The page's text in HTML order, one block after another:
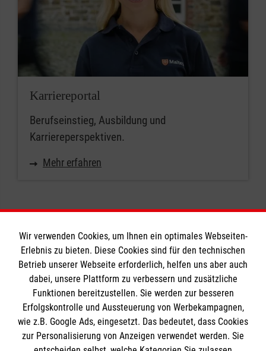
Karriereportal
Berufseinstieg, Ausbildung und
Karriereperspektiven.
Mehr erfahren
Informationen
Impressum
Datenschutz
Barrierefreiheit
Die Malteser
Wir verwenden Cookies, um Ihnen ein optimales Webseiten-
Erlebnis zu bieten. Diese Cookies sind für den technischen
Betrieb unserer Webseite erforderlich, helfen uns aber auch
dabei, unsere Plattform zu verbessern und zusätzliche
Funktionen bereitzustellen. Sie werden zur besseren
Erfolgskontrolle und Aussteuerung von Werbekampagnen,
wie z.B. Google Ads, eingesetzt. Das bedeutet, dass Cookies
zur Personalisierung von Anzeigen verwendet werden. Sie